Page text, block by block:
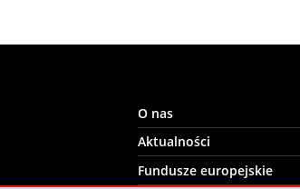
O nas
Aktualności
Fundusze europejskie